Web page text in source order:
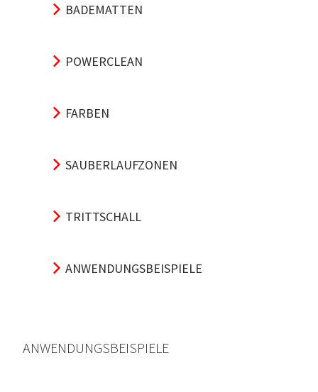
BADEMATTEN
POWERCLEAN
FARBEN
SAUBERLAUFZONEN
TRITTSCHALL
ANWENDUNGSBEISPIELE
ANWENDUNGSBEISPIELE